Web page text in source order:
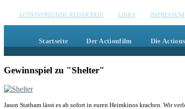
ACTIONFREUNDE REDAKTION LINKS IMPRESSUM
Startseite Der Actionfilm Die
Gewinnspiel zu "Shelter"
Jason Statham lässt es ab sofort in euren Heimkinos krachen. Wir